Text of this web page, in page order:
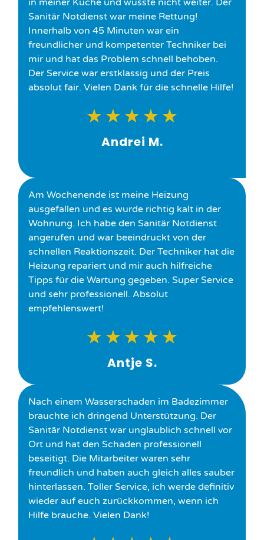
in meiner Küche und wusste nicht weiter. Der
Sanitär Notdienst war meine Rettung!
Innerhalb von 45 Minuten war ein
freundlicher und kompetenter Techniker bei
mir und hat das Problem schnell behoben.
Der Service war erstklassig und der Preis
absolut fair. Vielen Dank für die schnelle Hilfe!
★ ★ ★ ★ ★
Andrei M.
Am Wochenende ist meine Heizung
ausgefallen und es wurde richtig kalt in der
Wohnung. Ich habe den Sanitär Notdienst
angerufen und war beeindruckt von der
schnellen Reaktionszeit. Der Techniker hat die
Heizung repariert und mir auch hilfreiche
Tipps für die Wartung gegeben. Super Service
und sehr professionell. Absolut
empfehlenswert!
★ ★ ★ ★ ★
Antje S.
Nach einem Wasserschaden im Badezimmer
brauchte ich dringend Unterstützung. Der
Sanitär Notdienst war unglaublich schnell vor
Ort und hat den Schaden professionell
beseitigt. Die Mitarbeiter waren sehr
freundlich und haben auch gleich alles sauber
hinterlassen. Toller Service, ich werde definitiv
wieder auf euch zurückkommen, wenn ich
Hilfe brauche. Vielen Dank!